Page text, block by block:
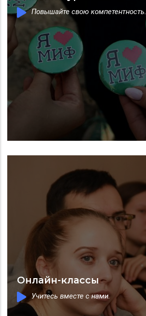
Повышайте свою компетентность.
Онлайн-классы
Учитесь вместе с нами.